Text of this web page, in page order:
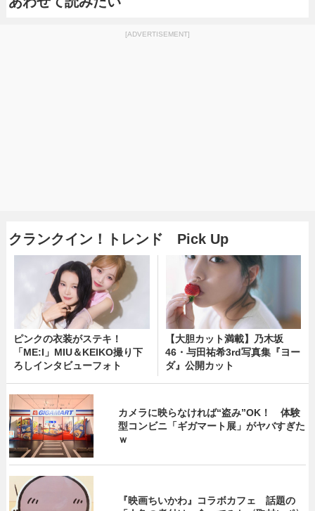
[ADVERTISEMENT]
クランクイン！トレンド Pick Up
ピンクの衣装がステキ！
「ME:I」MIU＆KEIKO撮り下
ろしインタビューフォト
【大胆カット満載】乃木坂
46・与田祐希3rd写真集『ヨー
ダ』公開カット
カメラに映らなければ“盗み”OK！ 体験
型コンビニ「ギガマート展」がヤバすぎた
ｗ
『映画ちいかわ』コラボカフェ 話題の